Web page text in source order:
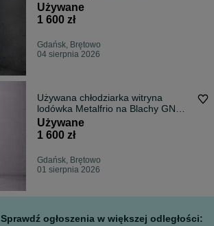
Używane
1 600 zł
Gdańsk, Brętowo
04 sierpnia 2026
Używana chłodziarka witryna
lodówka Metalfrio na Blachy GN
700 l
Używane
1 600 zł
Gdańsk, Brętowo
01 sierpnia 2026
Sprawdź ogłoszenia w większej odległości: